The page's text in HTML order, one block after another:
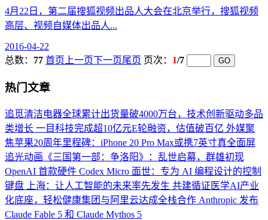
4月22日，第二届搜狐视频出品人大会在北京举行，搜狐视频
高层、视频自媒体出品人...
2016-04-22
总数： 77 首页 上一页下一页尾页 页次： 1/7
热门文章
追觅清洁电器全球累计出货量破4000万台，技术创新驱动多品
类增长 一目科技完成超10亿元E轮融资，估值破百亿 外媒聚
焦苹果20周年里程碑：iPhone 20 Pro Max或携7英寸真全面屏
追光动画《三国第一部：争洛阳》：乱世启幕，群雄初现
OpenAI 首款硬件 Codex Micro 面世：专为 AI 编程设计的控制
键盘
上海：让人工智能的未来率先发生 共建循证医学AI产业
化底座，轻松健康集团与阿里云达成全栈合作 Anthropic 发布
Claude Fable 5 和 Claude Mythos 5